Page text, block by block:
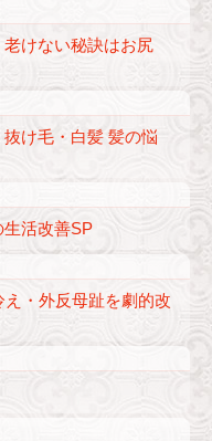
けない秘訣はお尻
け毛・白髪 髪の悩
活改善SP
・外反母趾を劇的改